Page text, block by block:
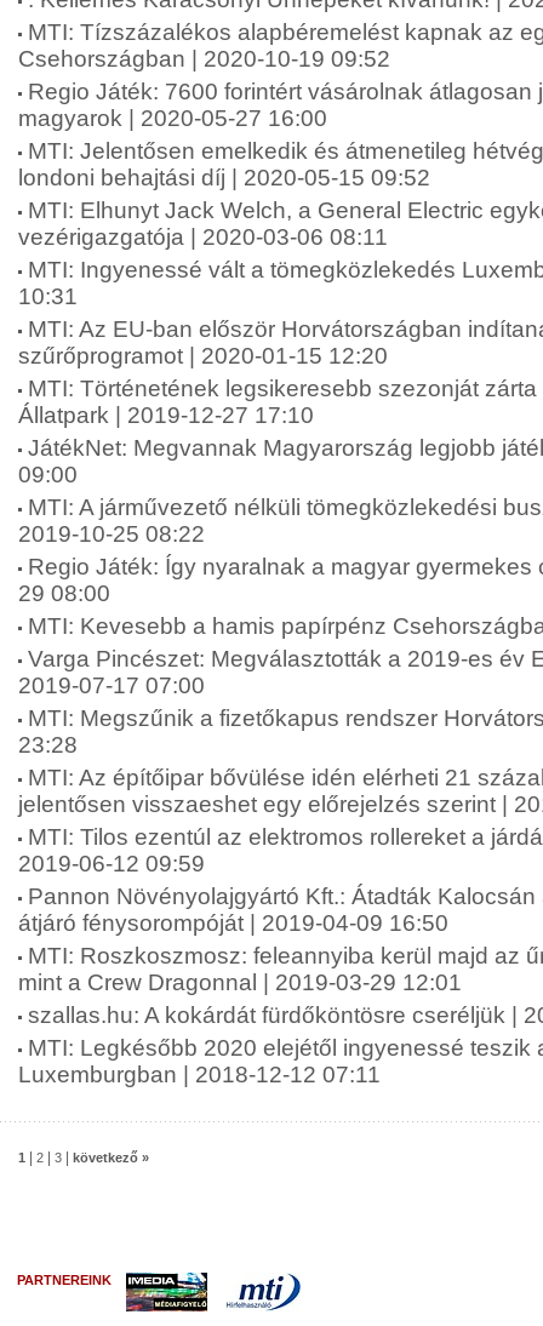
MTI: Tízszázalékos alapbéremelést kapnak az
Csehországban | 2020-10-19 09:52
Regio Játék: 7600 forintért vásárolnak átlagosan
magyarok | 2020-05-27 16:00
MTI: Jelentősen emelkedik és átmenetileg
londoni behajtási díj | 2020-05-15 09:52
MTI: Elhunyt Jack Welch, a General Electric
vezérigazgatója | 2020-03-06 08:11
MTI: Ingyenessé vált a tömegközlekedés
10:31
MTI: Az EU-ban először Horvátországban
szűrőprogramot | 2020-01-15 12:20
MTI: Történetének legsikeresebb szezonját
Állatpark | 2019-12-27 17:10
JátékNet: Megvannak Magyarország legjobb
09:00
MTI: A járművezető nélküli tömegközlekedési
2019-10-25 08:22
Regio Játék: Így nyaralnak a magyar gyermekes
29 08:00
MTI: Kevesebb a hamis papírpénz
Varga Pincészet: Megválasztották a 2019-es év
2019-07-17 07:00
MTI: Megszűnik a fizetőkapus rendszer
23:28
MTI: Az építőipar bővülése idén elérheti 21
jelentősen visszaeshet egy előrejelzés szerint |
MTI: Tilos ezentúl az elektromos rollereket a
2019-06-12 09:59
Pannon Növényolajgyártó Kft.: Átadták
átjáró fénysorompóját | 2019-04-09 16:50
MTI: Roszkoszmosz: feleannyiba kerül majd az
mint a Crew Dragonnal | 2019-03-29 12:01
szallas.hu: A kokárdát fürdőköntösre cseréljük |
MTI: Legkésőbb 2020 elejétől ingyenessé teszik
Luxemburgban | 2018-12-12 07:11
1 2 3 következő »
PARTNEREINK